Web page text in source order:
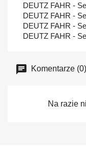
DEUTZ FAHR -
DEUTZ FAHR -
DEUTZ FAHR -
DEUTZ FAHR -
Komentarze (0)
Na razie